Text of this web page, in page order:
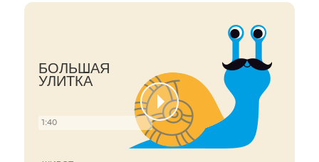
БОЛЬШАЯ
УЛИТКА
1:40